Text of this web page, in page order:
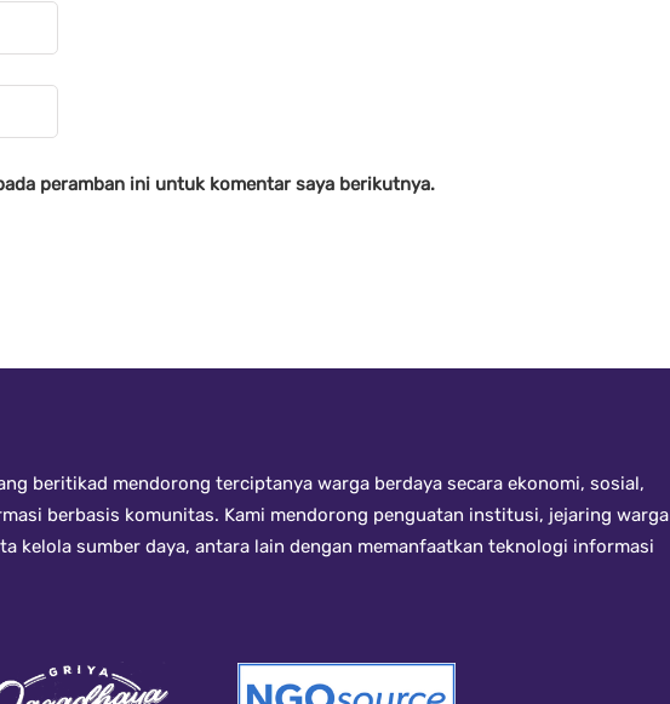
peramban ini untuk komentar saya berikutnya.
beritikad mendorong terciptanya warga berdaya secara ekonomi, sosial,
berbasis komunitas. Kami mendorong penguatan institusi, jejaring warga
kelola sumber daya, antara lain dengan memanfaatkan teknologi informasi